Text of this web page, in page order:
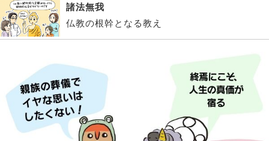
諸法無我
仏教の根幹となる教え